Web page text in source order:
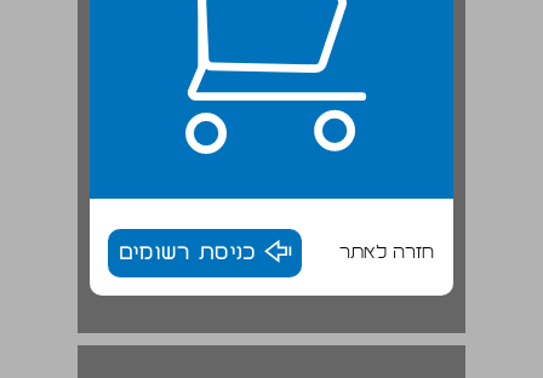
חזרה לאתר כניסת רשומים
1.2 גישות תאורטיות מרכזיות ... 19